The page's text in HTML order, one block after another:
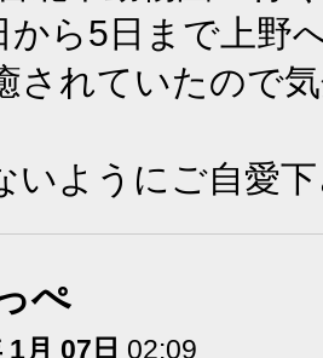
から5日まで上野
されていたので
いようにご自愛
ぺ
月 07日 02:09